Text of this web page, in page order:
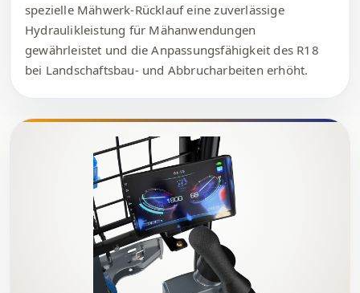
spezielle Mähwerk-Rücklauf eine zuverlässige
Hydraulikleistung für Mähanwendungen
gewährleistet und die Anpassungsfähigkeit des R18
bei Landschaftsbau- und Abbrucharbeiten erhöht.